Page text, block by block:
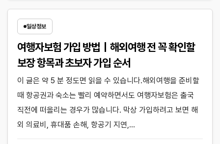
일상정보
여행자보험 가입 방법｜해외여행 전 꼭 확인할
보장 항목과 초보자 가입 순서
이 글은 약 5 분 정도면 읽을 수 있습니다.해외여행을 준비할
때 항공권과 숙소는 빨리 예약하면서도 여행자보험은 출국
직전에 떠올리는 경우가 많습니다. 막상 가입하려고 보면 해
외 의료비, 휴대품 손해, 항공기 지연,…